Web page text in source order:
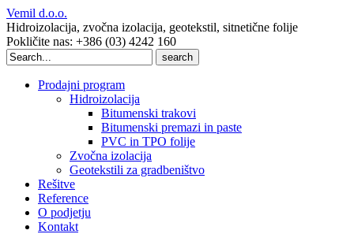
Vemil d.o.o.
Hidroizolacija, zvočna izolacija, geotekstil, sitnetične folije
Pokličite nas: +386 (03) 4242 160
Search
for:
Prodajni program
Hidroizolacija
Bitumenski trakovi
Bitumenski premazi in paste
PVC in TPO folije
Zvočna izolacija
Geotekstili za gradbeništvo
Rešitve
Reference
O podjetju
Kontakt